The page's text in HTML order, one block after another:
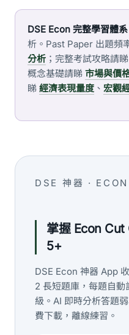
DSE Econ 完整學習體系
析。Past Paper 出題頻
分析 ；完整考試攻略請睇
概念基礎請睇 市場與價
睇 經濟表現量度 、 宏觀
DSE 神器 ·
掌握 Econ Cut
5+
DSE Econ 神器 App
2 長短題庫，每題自
級。AI 即時分析答題
費下載，離線練習。